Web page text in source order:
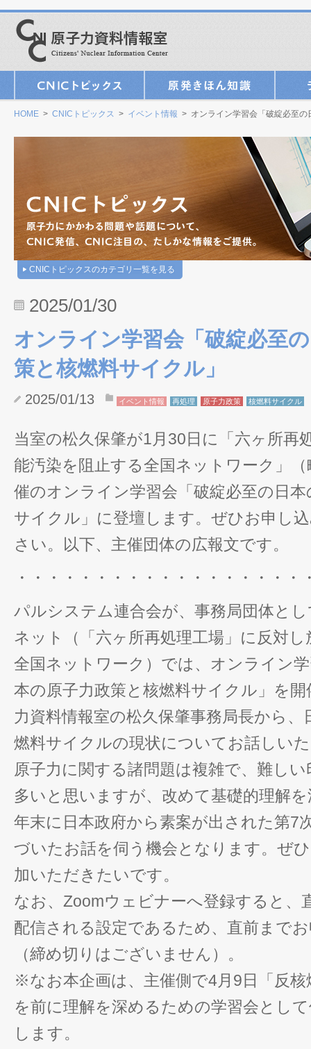
HOME > CNICトピックス > イベント情報 > オンライン学習会「破綻必至の
CNICトピックスのカテゴリ一覧を見る
2025/01/30
オンライン学習会「破綻必至
策と核燃料サイクル」
2025/01/13 イベント情報 再処理 原子力政策 核燃料サイクル
当室の松久保肇が1月30日に「六ヶ所再
能汚染を阻止する全国ネットワーク」
催のオンライン学習会「破綻必至の日
サイクル」に登壇します。ぜひお申し
さい。以下、主催団体の広報文です。
・・・・・・・・・・・・・・・・・
パルシステム連合会が、事務局団体と
ネット（「六ヶ所再処理工場」に反対
全国ネットワーク）では、オンライン
本の原子力政策と核燃料サイクル」を
力資料情報室の松久保肇事務局長から、
燃料サイクルの現状についてお話しい
原子力に関する諸問題は複雑で、難し
多いと思いますが、改めて基礎的理解
年末に日本政府から素案が出された第7
づいたお話を伺う機会となります。ぜ
加いただきたいです。
なお、Zoomウェビナーへ登録すると、
配信される設定であるため、直前まで
（締め切りはございません）。
※なお本企画は、主催側で4月9日「反
を前に理解を深めるための学習会とし
します。